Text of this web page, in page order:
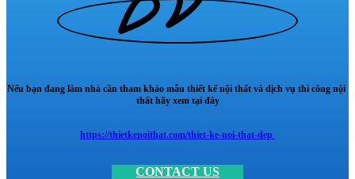
Nếu bạn đang làm nhà cần tham khảo mẫu thiết kế nội thất và dịch vụ thi công nội
thất hãy xem tại đây
https://thietkenoithat.com/thiet-ke-noi-that-dep
CONTACT US